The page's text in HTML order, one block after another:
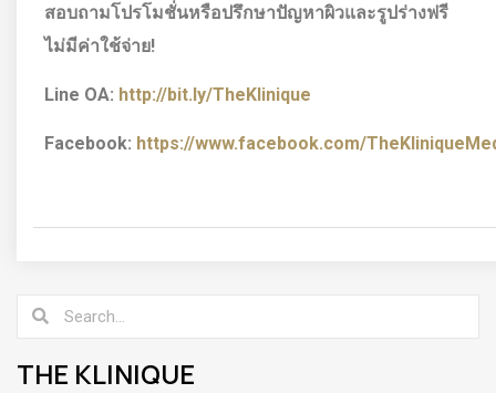
สอบถามโปรโมชั่นหรือปรึกษาปัญหาผิวและรูปร่างฟรี
ไม่มีค่าใช้จ่าย!
Line OA: http://bit.ly/TheKlinique
Facebook: https://www.facebook.com/
THE KLINIQUE